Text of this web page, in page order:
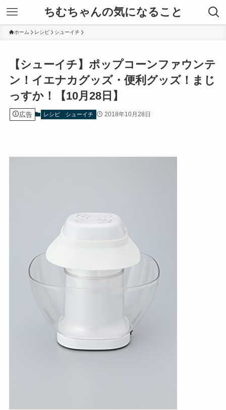
ちむちゃんの気になること
ホーム レシピ シューイチ
【シューイチ】ポップコーンファウンテ
ン！イエナカグッズ・便利グッズ！まじ
っすか！【10月28日】
広告 レシピ シューイチ 2018年10月28日